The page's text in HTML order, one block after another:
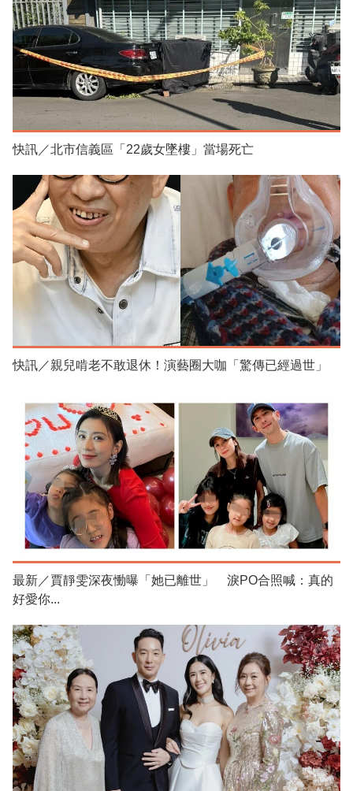
快訊／北市信義區「22歲女墜樓」當場死亡
快訊／親兒啃老不敢退休！演藝圈大咖「驚傳已經過世」
最新／賈靜雯深夜慟曝「她已離世」 淚PO合照喊：真的
好愛你...